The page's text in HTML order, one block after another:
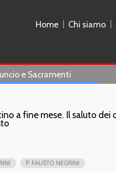
Home Chi siamo
e Sacramenti
a fine mese. Il saluto dei
P. FAUSTO NEGRINI